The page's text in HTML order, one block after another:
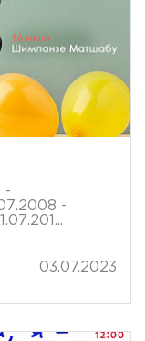
-
-
03.07.2023